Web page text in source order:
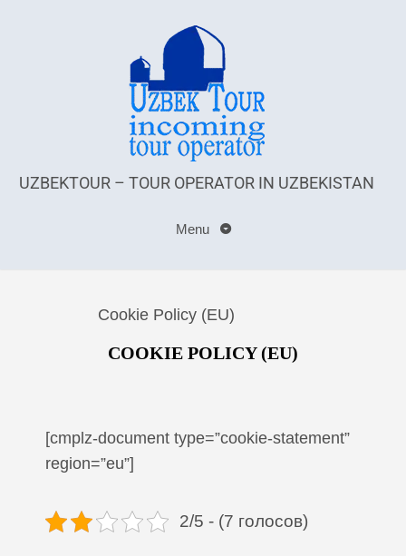
UZBEKTOUR – TOUR OPERATOR IN UZBEKISTAN
Menu
Cookie Policy (EU)
COOKIE POLICY (EU)
[cmplz-document type=”cookie-statement”
region=”eu”]
2/5 - (7 голосов)